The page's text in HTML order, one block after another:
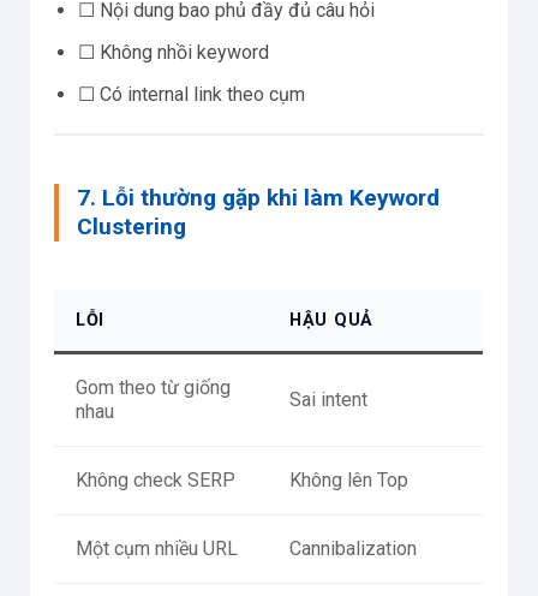
☐ Nội dung bao phủ đầy đủ câu hỏi
☐ Không nhồi keyword
☐ Có internal link theo cụm
7. Lỗi thường gặp khi làm Keyword
Clustering
LỖI HẬU QUẢ
Gom theo từ giống
nhau
Sai intent
Không check SERP Không lên Top
Một cụm nhiều URL Cannibalization